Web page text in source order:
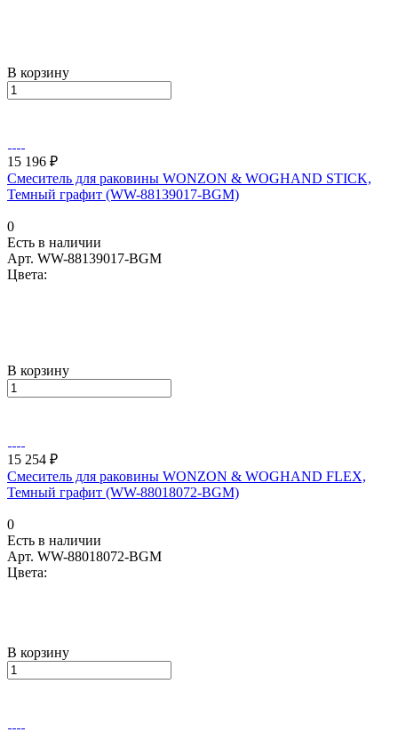
В корзину
15 196 ₽
Смеситель для раковины WONZON & WOGHAND STICK,
Темный графит (WW-88139017-BGM)
0
Есть в наличии
Арт. WW-88139017-BGM
Цвета:
В корзину
15 254 ₽
Смеситель для раковины WONZON & WOGHAND FLEX,
Темный графит (WW-88018072-BGM)
0
Есть в наличии
Арт. WW-88018072-BGM
Цвета:
В корзину